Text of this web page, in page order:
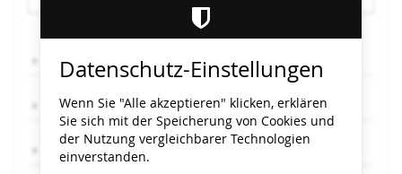
auswählen
Mo, 1.9.
Mi, 3.9.
Do, 4.9.
Datenschutz-Einstellungen
Wenn Sie "Alle akzeptieren" klicken, erklären
Sie sich mit der Speicherung von Cookies und
der Nutzung vergleichbarer Technologien
einverstanden.